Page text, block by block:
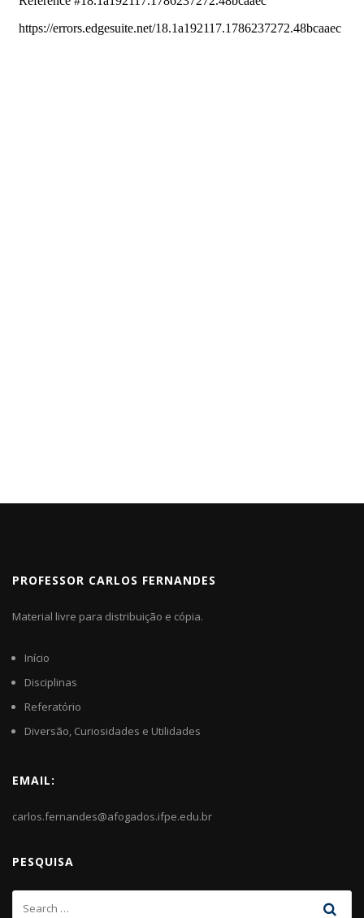
PROFESSOR CARLOS FERNANDES
Material livre para distribuição e cópia.
Início
Disciplinas
Referatório
Diversão, Curiosidades e Utilidades
EMAIL:
carlos.fernandes@afogados.ifpe.edu.br
PESQUISA